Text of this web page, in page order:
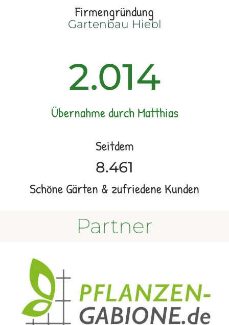
Firmengründung
Gartenbau Hiebl
2.014
Übernahme durch Matthias
Seitdem
8.461
Schöne Gärten & zufriedene Kunden
Partner